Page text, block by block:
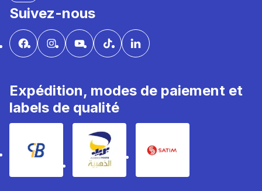
Suivez-nous
Expédition, modes de paiement et
labels de qualité